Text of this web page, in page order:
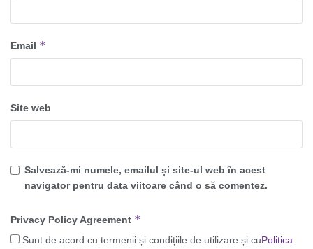
Email *
Site web
Salvează-mi numele, emailul și site-ul web în acest
navigator pentru data viitoare când o să comentez.
Privacy Policy Agreement *
Sunt de acord cu termenii și condițiile de utilizare și cuPolitica